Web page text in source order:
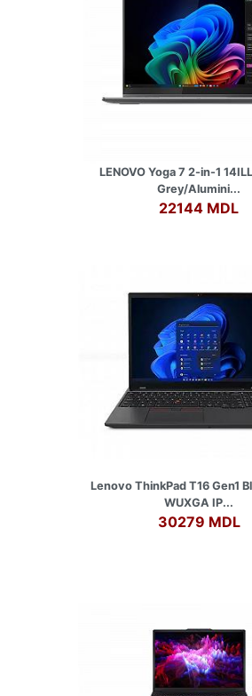
LENOVO Yoga 7 2-in-1
Grey/Alumini...
22144 MDL
Lenovo ThinkPad T16 Gen1
WUXGA IP...
30279 MDL